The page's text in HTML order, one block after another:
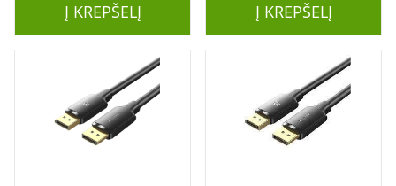
Į KREPŠELĮ Į KREPŠELĮ